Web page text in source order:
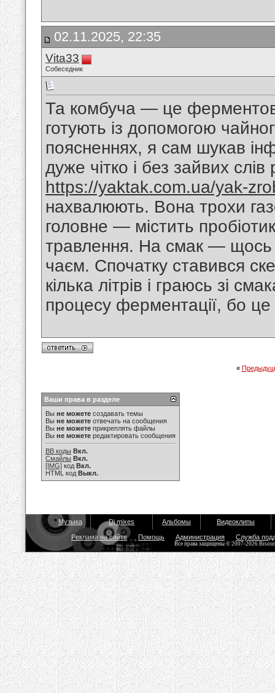
02.11.2025, 22:35
Vita33
Собеседник
Та комбуча — це
готують із допомогою
поясненнях, я сам шукав
дуже чітко і без зайвих
https://yaktak.com.ua/yak-
нахвалюють. Вона трохи
головне — містить
травлення. На смак — щось
чаєм. Спочатку ставився
кілька літрів і граюсь зі
процесу ферментації, бо це
«
Ваши права в разделе
Вы не можете создавать темы
Вы не можете отвечать на сообщения
Вы не можете прикреплять файлы
Вы не можете редактировать сообщения
BB коды Вкл.
Смайлы Вкл.
[IMG] код Вкл.
HTML код Выкл.
Музыка Dj mixes Альбомы Видеоклипы
Реклама на сайте Помощь Администрация Служба
Все права защищены © 2007-2026